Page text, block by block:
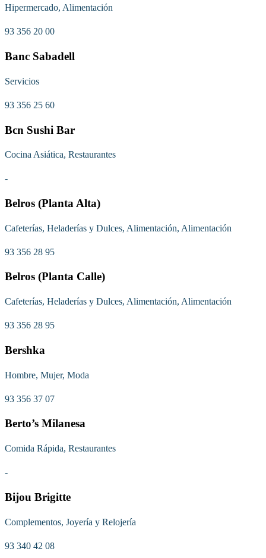
Hipermercado, Alimentación
93 356 20 00
Banc Sabadell
Servicios
93 356 25 60
Bcn Sushi Bar
Cocina Asiática, Restaurantes
-
Belros (Planta Alta)
Cafeterías, Heladerías y Dulces, Alimentación, Alimentación
93 356 28 95
Belros (Planta Calle)
Cafeterías, Heladerías y Dulces, Alimentación, Alimentación
93 356 28 95
Bershka
Hombre, Mujer, Moda
93 356 37 07
Berto’s Milanesa
Comida Rápida, Restaurantes
-
Bijou Brigitte
Complementos, Joyería y Relojería
93 340 42 08